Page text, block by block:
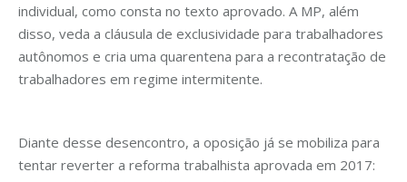
individual, como consta no texto aprovado. A MP, além
disso, veda a cláusula de exclusividade para trabalhadores
autônomos e cria uma quarentena para a recontratação de
trabalhadores em regime intermitente.
Diante desse desencontro, a oposição já se mobiliza para
tentar reverter a reforma trabalhista aprovada em 2017: